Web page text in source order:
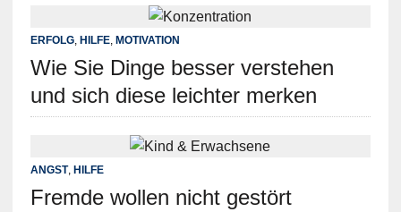
ERFOLG, HILFE, MOTIVATION
Wie Sie Dinge besser verstehen
und sich diese leichter merken
ANGST, HILFE
Fremde wollen nicht gestört